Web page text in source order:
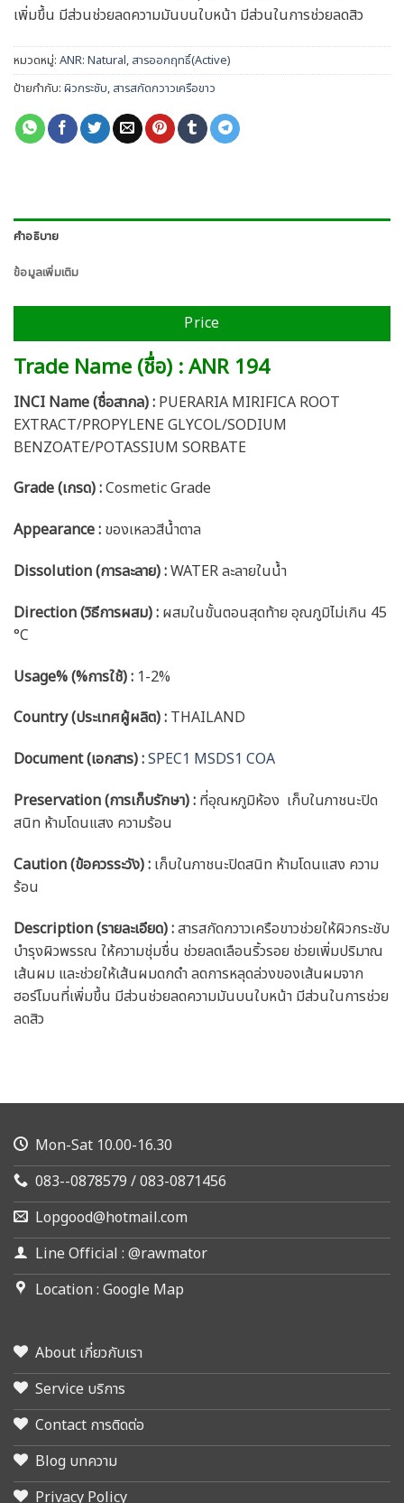
เพิ่มขึ้น มีส่วนช่วยลดความมันบนใบหน้า มีส่วนในการช่วยลดสิว
หมวดหมู่: ANR: Natural, สารออกฤทธิ์(Active)
ป้ายกำกับ: ผิวกระชับ, สารสกัดกวาวเครือขาว
คำอธิบาย
ข้อมูลเพิ่มเติม
Price
Trade Name (ชื่อ) : ANR 194
INCI Name (ชื่อสากล) : PUERARIA MIRIFICA ROOT
EXTRACT/PROPYLENE GLYCOL/SODIUM
BENZOATE/POTASSIUM SORBATE
Grade (เกรด) :Cosmetic Grade
Appearance : ของเหลวสีน้ำตาล
Dissolution (การละลาย) :WATER ละลายในน้ำ
Direction (วิธีการผสม) : ผสมในขั้นตอนสุดท้าย อุณภูมิไม่เกิน 45
°C
Usage% (%การใช้) : 1-2%
Country (ประเทศผู้ผลิต) : THAILAND
Document (เอกสาร) :SPEC1 MSDS1 COA
Preservation (การเก็บรักษา) : ที่อุณหภูมิห้อง เก็บในภาชนะปิด
สนิท ห้ามโดนแสง ความร้อน
Caution(ข้อควรระวัง) : เก็บในภาชนะปิดสนิท ห้ามโดนแสง ความ
ร้อน
Description (รายละเอียด):สารสกัดกวาวเครือขาวช่วยให้ผิวกระชับ
บำรุงผิวพรรณ ให้ความชุ่มชื่น ช่วยลดเลือนริ้วรอย ช่วยเพิ่มปริมาณ
เส้นผม และช่วยให้เส้นผมดกดำ ลดการหลุดล่วงของเส้นผมจาก
ฮอร์โมนที่เพิ่มขึ้น มีส่วนช่วยลดความมันบนใบหน้า มีส่วนในการช่วย
ลดสิว
Mon-Sat 10.00-16.30
083--0878579 / 083-0871456
Lopgood@hotmail.com
Line Official : @rawmator
Location : Google Map
About เกี่ยวกับเรา
Service บริการ
Contact การติดต่อ
Blog บทความ
Privacy Policy